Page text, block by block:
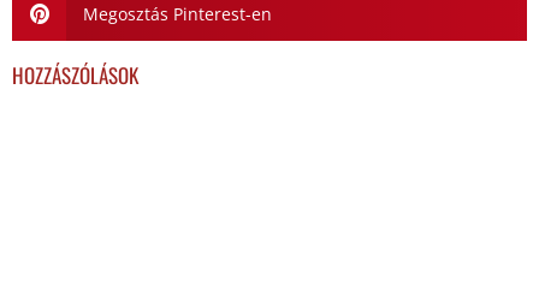
Megosztás Pinterest-en
HOZZÁSZÓLÁSOK